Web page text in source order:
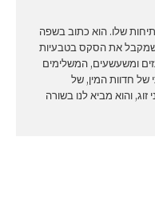
שלו. הוא כתוב בשפה
שמקבל את הסקס בטבעיות
ומשעשעים, המשלימים
של חדוות המין, של
והוא מביא לנו בשורה